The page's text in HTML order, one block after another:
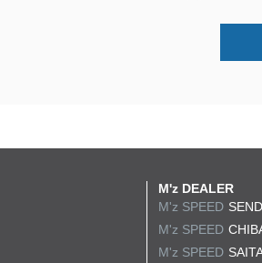
M'z DEALER
M'z SPEED
M'z SPEED
M'z SPEED